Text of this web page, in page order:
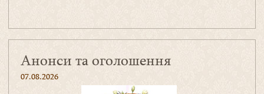
Анонси та оголошення
07.08.2026